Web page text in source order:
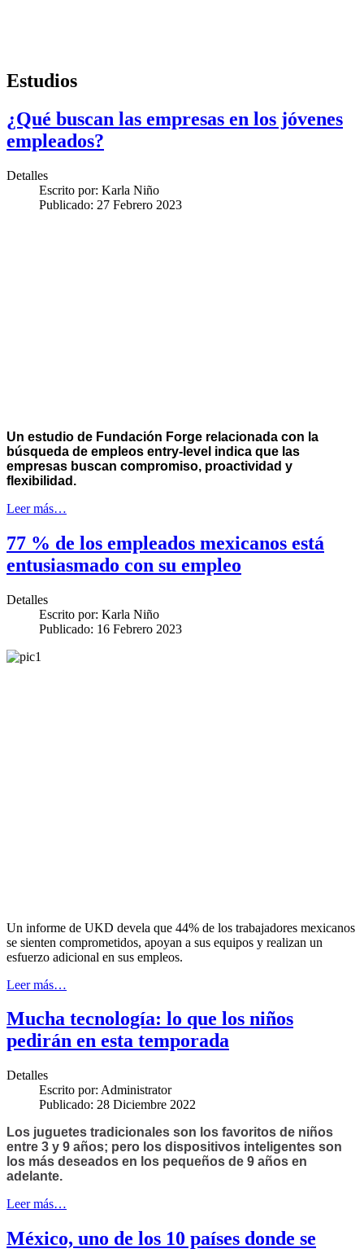
Estudios
¿Qué buscan las empresas en los jóvenes
empleados?
Detalles
Escrito por: Karla Niño
Publicado: 27 Febrero 2023
Un estudio de Fundación Forge relacionada con la
búsqueda de empleos entry-level indica que las
empresas buscan compromiso, proactividad y
flexibilidad.
Leer más…
77 % de los empleados mexicanos está
entusiasmado con su empleo
Detalles
Escrito por: Karla Niño
Publicado: 16 Febrero 2023
Un informe de UKD devela que 44% de los trabajadores mexicanos
se sienten comprometidos, apoyan a sus equipos y realizan un
esfuerzo adicional en sus empleos.
Leer más…
Mucha tecnología: lo que los niños
pedirán en esta temporada
Detalles
Escrito por: Administrator
Publicado: 28 Diciembre 2022
Los juguetes tradicionales son los favoritos de niños
entre 3 y 9 años; pero los dispositivos inteligentes son
los más deseados en los pequeños de 9 años en
adelante.
Leer más…
México, uno de los 10 países donde se